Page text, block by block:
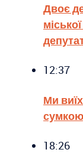
Двоє
12:37
Ми
18:26